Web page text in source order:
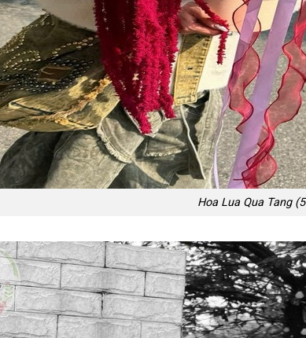
Hoa Lua Qua Tang